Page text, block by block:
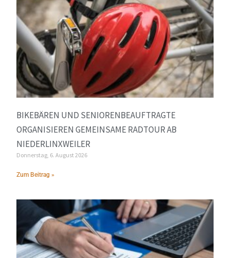
BIKEBÄREN UND SENIORENBEAUFTRAGTE
ORGANISIEREN GEMEINSAME RADTOUR AB
NIEDERLINXWEILER
Donnerstag, 6. August 2026
Zum Beitrag »